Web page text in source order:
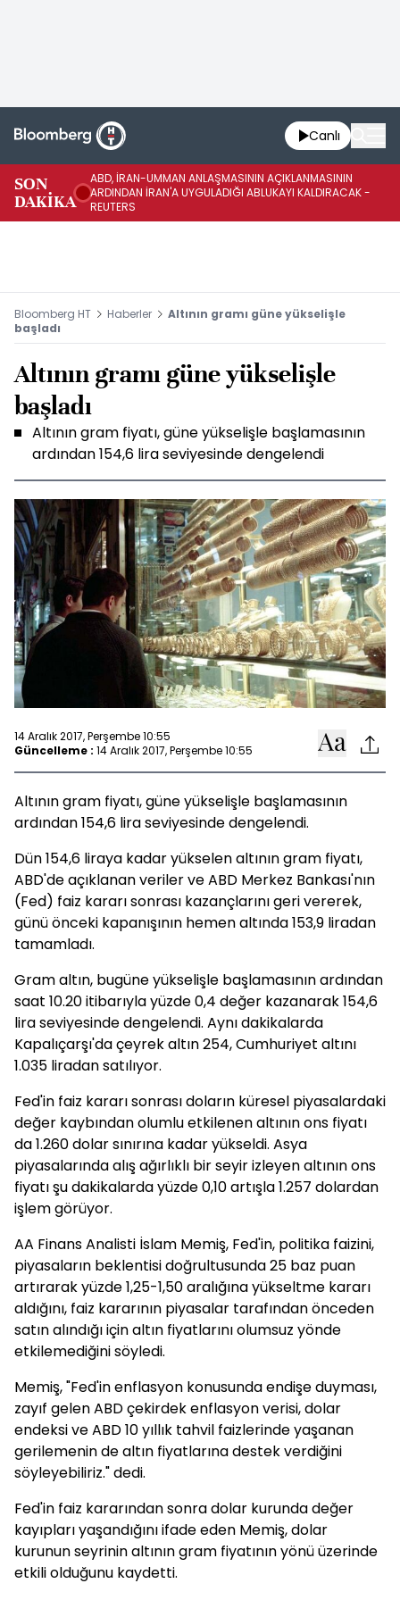
Canlı
SON
DAKİKA
ABD, İRAN-UMMAN ANLAŞMASININ AÇIKLANMASININ
ARDINDAN İRAN'A UYGULADIĞI ABLUKAYI KALDIRACAK -
REUTERS
Bloomberg HT Haberler
Altının gramı güne yükselişle
başladı
Altının gramı güne yükselişle
başladı
Altının gram fiyatı, güne yükselişle başlamasının
ardından 154,6 lira seviyesinde dengelendi
14 Aralık 2017, Perşembe 10:55
Güncelleme : 14 Aralık 2017, Perşembe 10:55
Altının gram fiyatı, güne yükselişle başlamasının
ardından 154,6 lira seviyesinde dengelendi.
Dün 154,6 liraya kadar yükselen altının gram fiyatı,
ABD'de açıklanan veriler ve ABD Merkez Bankası'nın
(Fed) faiz kararı sonrası kazançlarını geri vererek,
günü önceki kapanışının hemen altında 153,9 liradan
tamamladı.
Gram altın, bugüne yükselişle başlamasının ardından
saat 10.20 itibarıyla yüzde 0,4 değer kazanarak 154,6
lira seviyesinde dengelendi. Aynı dakikalarda
Kapalıçarşı'da çeyrek altın 254, Cumhuriyet altını
1.035 liradan satılıyor.
Fed'in faiz kararı sonrası doların küresel piyasalardaki
değer kaybından olumlu etkilenen altının ons fiyatı
da 1.260 dolar sınırına kadar yükseldi. Asya
piyasalarında alış ağırlıklı bir seyir izleyen altının ons
fiyatı şu dakikalarda yüzde 0,10 artışla 1.257 dolardan
işlem görüyor.
AA Finans Analisti İslam Memiş, Fed'in, politika faizini,
piyasaların beklentisi doğrultusunda 25 baz puan
artırarak yüzde 1,25-1,50 aralığına yükseltme kararı
aldığını, faiz kararının piyasalar tarafından önceden
satın alındığı için altın fiyatlarını olumsuz yönde
etkilemediğini söyledi.
Memiş, "Fed'in enflasyon konusunda endişe duyması,
zayıf gelen ABD çekirdek enflasyon verisi, dolar
endeksi ve ABD 10 yıllık tahvil faizlerinde yaşanan
gerilemenin de altın fiyatlarına destek verdiğini
söyleyebiliriz." dedi.
Fed'in faiz kararından sonra dolar kurunda değer
kayıpları yaşandığını ifade eden Memiş, dolar
kurunun seyrinin altının gram fiyatının yönü üzerinde
etkili olduğunu kaydetti.